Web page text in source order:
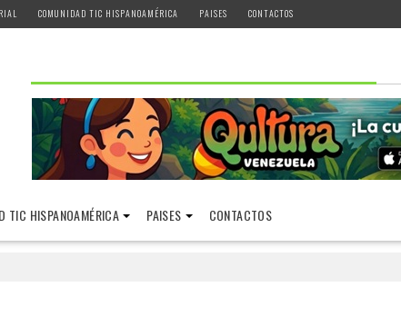
COMUNIDAD TIC HISPANOAMÉRICA PAISES CONTACTOS
TIC HISPANOAMÉRICA PAISES CONTACTOS